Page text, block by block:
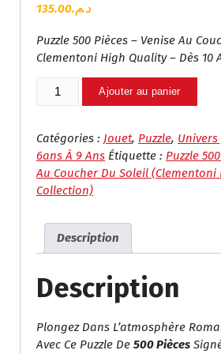
د.م.135.00
Puzzle 500 Pièces – Venise Au
Clementoni High Quality – Dès 10
Quantité
500
Pièces
–
Venise
Coucher
(Clementoni
High
Collection)
Ajouter au panier
Catégories : Jouet, Puzzle,
6ans À 9 Ans Étiquette : Puzzle
Au Coucher Du Soleil
Collection)
Description
Description
Plongez Dans L’atmosphère
Avec Ce Puzzle De 500 Pièces